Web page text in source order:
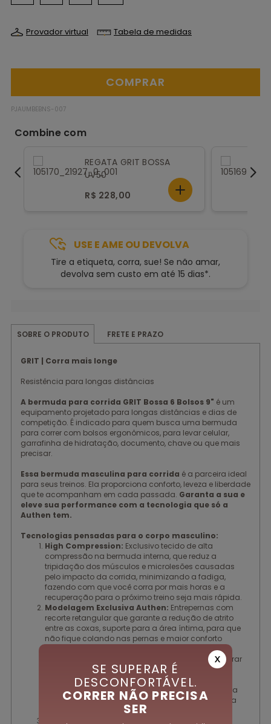
Provador virtual Tabela de medidas
PJAUMBEBNS-007
REGATA GRIT BOSSA
UV50
R$ 228,00
USE E AME OU DEVOLVA
Tire a etiqueta, corra, sue! Se não amar,
devolva sem custo em até 15 dias*.
SOBRE O PRODUTO FRETE E PRAZO
GRIT | Corra mais longe
Resistência para longas distâncias
A bermuda para corrida GRIT Bossa 6 Bolsos 9" é um
equipamento projetado para longas distâncias e dias de
competição. É indicado para quem busca uma bermuda
para correr com bolsos ergonômicos, para levar celular,
garrafinha de hidratação, documento, chave ou que mais
precisar.
Essa bermuda masculina para corrida é a parceira ideal
para seus treinos. Ela proporciona conforto, leveza e liberdade
que te acompanham em cada passada. Garanta a sua e
eleve sua performance com a tecnologia que só a
Authen tem.
Tecnologias pensadas para o corpo masculino:
High Compression: Exclusivo tecido de alta
compressão na bermuda interna, que reduz a
tripidação dos músculos e microlesões causadas
pelo impacto da corrida, minimizando a fadiga,
fazendo com que você corra por mais horas e a
recuperação para o próximo treino seja mais rápida.
Modelagem Exclusiva Authen: Entrepernas com
recorte retangular que garante a redução de atrito
entre as coxas, suporte para a área íntima, para que
não fique colando nas pernas e maior conforto
oferecendo menor atrito e maior conforto, além gerar
discrição, pois não marca ou evidencia o volume
frontal e garante a não transparência na região
traseira. Costuras lisas exclusivas elaboradas para
redução do atrito e aumento do conforto durante a
X
SE SUPERAR É
DESCONFORTÁVEL.
CORRER NÃO PRECISA
SER